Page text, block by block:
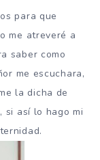
para que
me atreveré a
saber como
me escuchara,
la dicha de
si así lo hago mi